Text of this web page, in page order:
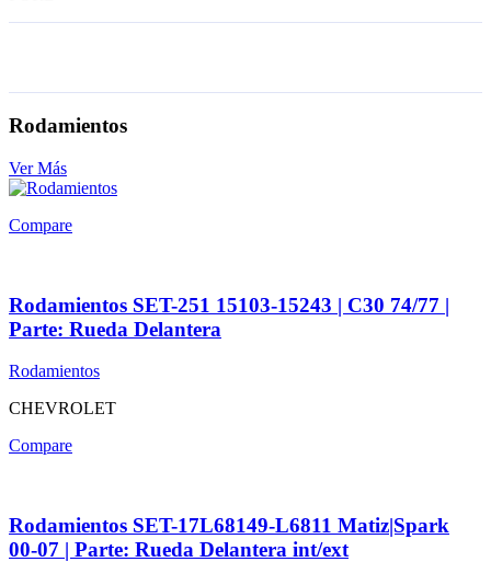
Rodamientos
Ver Más
Compare
Rodamientos SET-251 15103-15243 | C30 74/77 |
Parte: Rueda Delantera
Rodamientos
CHEVROLET
Compare
Rodamientos SET-17L68149-L6811 Matiz|Spark
00-07 | Parte: Rueda Delantera int/ext